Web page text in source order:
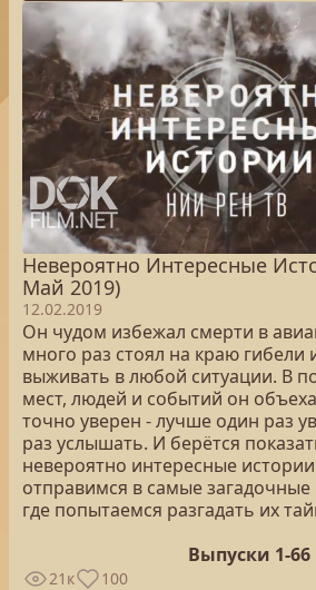
Невероятно Интересные
Май 2019)
12.02.2019
Он чудом избежал смерти в
много раз стоял на краю гибели
выживать в любой ситуации. В
мест, людей и событий он
точно уверен - лучше один раз
раз услышать. И берётся
невероятно интересные
отправимся в самые загадочные
где попытаемся разгадать их
Выпуски 1-66
21к 100